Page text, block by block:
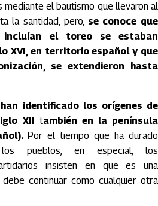
mediante el bautismo que llevaron al
la santidad, pero, se conoce que
el toreo se estaban
XVI, en territorio español y que
se extendieron hasta
identificado los orígenes de
XII también en la península
Por el tiempo que ha durado
pueblos, en especial, los
insisten en que es una
continuar como cualquier otra